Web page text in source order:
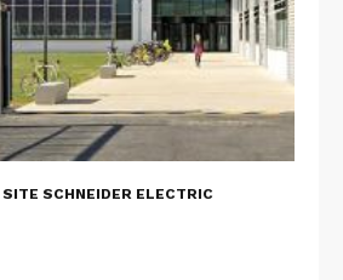
SCHNEIDER ELECTRIC